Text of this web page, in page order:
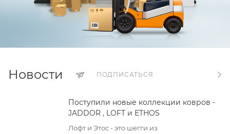
Новости ПОДПИСАТЬСЯ
Поступили новые коллекции ковров -
JADDOR , LOFT и ETHOS
Лофт и Этос - это шегги из